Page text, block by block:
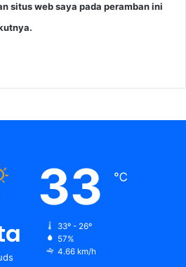
situs web saya pada peramban ini
33 ℃
33º - 26º
57%
4.66 km/h